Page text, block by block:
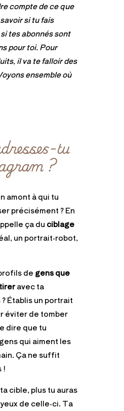
compte de ce que
si tu fais
tes abonnés sont
pour toi. Pour
il va te falloir des
ensemble où
tu
?
amont à qui tu
précisément ? En
ça du ciblage
un portrait-robot,
de gens que
avec ta
Établis un portrait
éviter de tomber
dire que tu
qui aiment les
Ça ne suffit
!
cible, plus tu auras
de celle-ci. Ta